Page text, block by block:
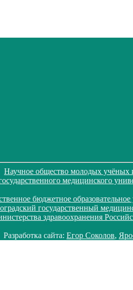
Научное общество молодых учёных
медицинского
бюджетное
государственный
здравоохранения
Разработка сайта: Егор Соколов,